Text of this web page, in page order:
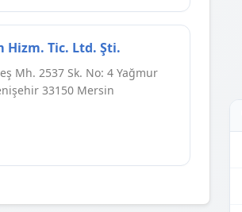
Hizm. Tic. Ltd. Şti.
Mh. 2537 Sk. No: 4 Yağmur
33150 Mersin